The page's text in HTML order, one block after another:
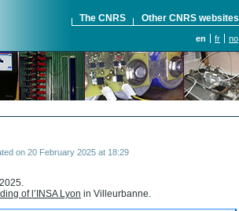
The CNRS Other CNRS websites
en fr no
on 20 February 2025 at 18:29
of l’INSA Lyon in Villeurbanne.